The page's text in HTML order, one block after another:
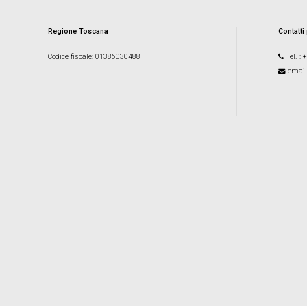
Regione Toscana
Codice fiscale: 01386030488 Tel. :
email